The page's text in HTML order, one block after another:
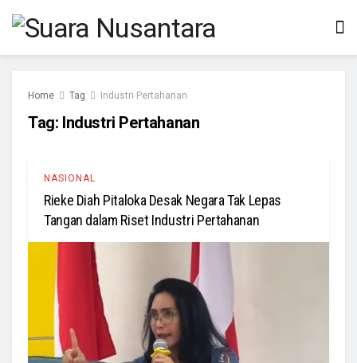
Home Tag Industri Pertahanan
Tag: Industri Pertahanan
NASIONAL
Rieke Diah Pitaloka Desak Negara Tak Lepas
Tangan dalam Riset Industri Pertahanan